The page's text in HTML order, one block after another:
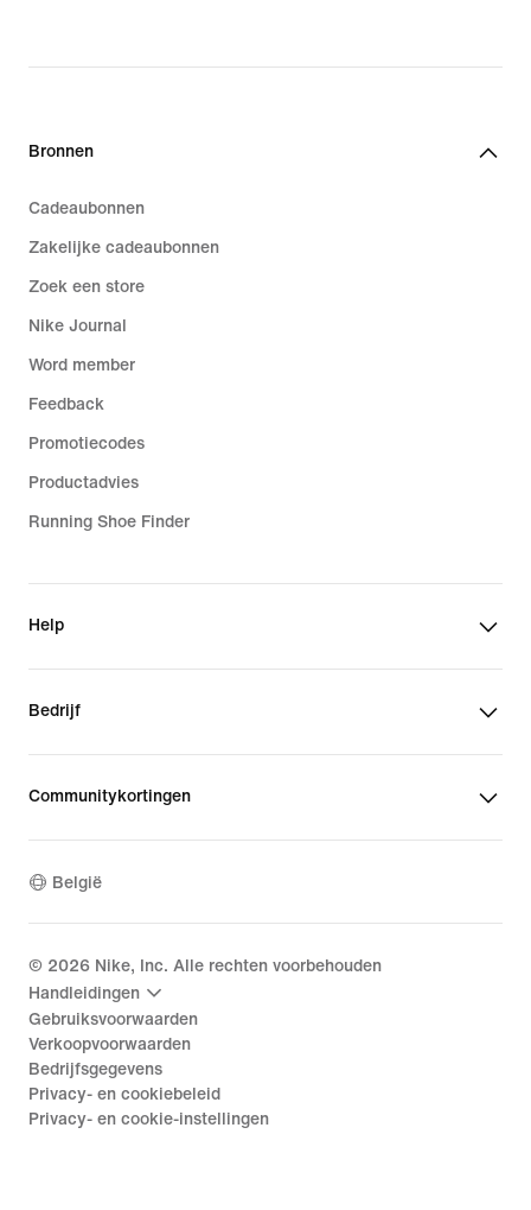
Bronnen
Cadeaubonnen
Zakelijke cadeaubonnen
Zoek een store
Nike Journal
Word member
Feedback
Promotiecodes
Productadvies
Running Shoe Finder
Help
Bedrijf
Communitykortingen
België
© 2026 Nike, Inc. Alle rechten voorbehouden
Handleidingen
Gebruiksvoorwaarden
Verkoopvoorwaarden
Bedrijfsgegevens
Privacy- en cookiebeleid
Privacy- en cookie-instellingen